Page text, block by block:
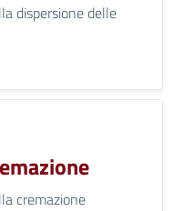
dispersione delle
cremazione